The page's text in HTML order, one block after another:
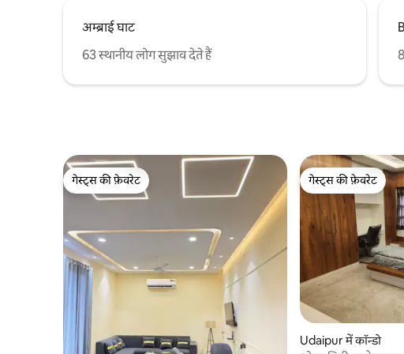
अम्ब्राई घाट
63 स्थानीय लोग सुझाव देते हैं
गेस्ट्स की फ़ेवरेट
गेस्ट्स की फ़ेवरेट
गेस्ट्स की फ़ेवरेट
गेस्ट्स की फ़ेवरेट
Udaipur में कॉन्डो